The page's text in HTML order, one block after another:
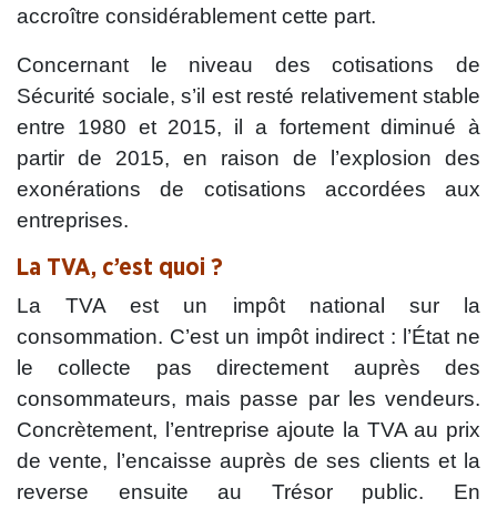
accroître considérablement cette part.
Concernant le niveau des cotisations de
Sécurité sociale, s’il est resté relativement stable
entre 1980 et 2015, il a fortement diminué à
partir de 2015, en raison de l’explosion des
exonérations de cotisations accordées aux
entreprises.
La TVA, c’est quoi ?
La TVA est un impôt national sur la
consommation. C’est un impôt indirect : l’État ne
le collecte pas directement auprès des
consommateurs, mais passe par les vendeurs.
Concrètement, l’entreprise ajoute la TVA au prix
de vente, l’encaisse auprès de ses clients et la
reverse ensuite au Trésor public. En